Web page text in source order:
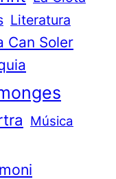
Literatura
Can Soler
Música